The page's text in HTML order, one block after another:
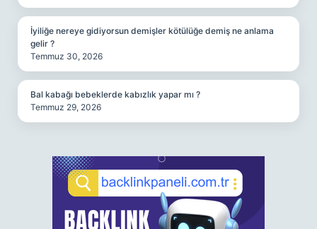
İyiliğe nereye gidiyorsun demişler kötülüğe demiş ne anlama
gelir ?
Temmuz 30, 2026
Bal kabağı bebeklerde kabızlık yapar mı ?
Temmuz 29, 2026